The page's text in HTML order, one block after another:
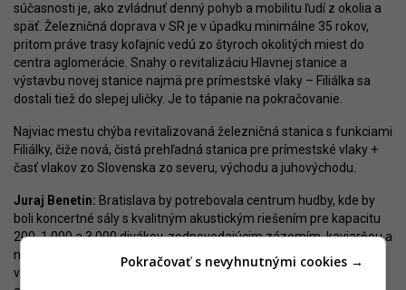
súčasnosti je, ako zvládnuť denný pohyb a mobilitu ľudí z okolia a
späť. Železničná doprava v SR je v úpadku minimálne 35 rokov,
pritom práve trasy koľajníc vedú zo štyroch okolitých miest do
centra aglomerácie. Snahy o revitalizáciu Hlavnej stanice a
výstavbu novej stanice najmä pre prímestské vlaky – Filiálka sa
dostali tiež do slepej uličky. Je to tápanie na pokračovanie.
Najviac mestu chýba revitalizovaná železničná stanica s funkciami
Filiálky, čiže nová, čistá prehľadná stanica pre prímestské vlaky +
časť vlakov zo Slovenska zo severu, východu a juhovýchodu.
Juraj Benetin: Bratislava by potrebovala centrum hudby, kde by
boli koncertné sály s kvalitným akustickým riešením pre kapacitu
200, 1.000 a 3.000 divákov, zodpovedajúcim zázemím, kaviarňou a
nočným klubom. Na takomto mieste by sa vedela odohrávať
väčšina umeleckých aktivít v oblasti performance a bola by to
Pokračovať s nevyhnutnými cookies →